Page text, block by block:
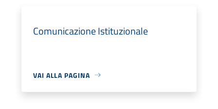
Comunicazione Istituzionale
VAI ALLA PAGINA